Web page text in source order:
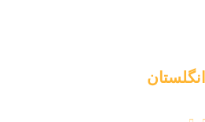
انگلستان